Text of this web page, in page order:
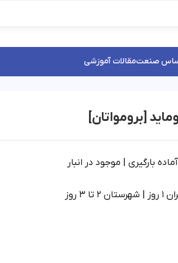
صنعتمقالات آموزشی
[برومواتان]
بارگیری | موجود در انبار
3 روز